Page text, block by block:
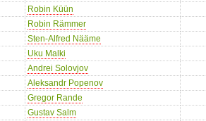
Robin Küün
Robin Rämmer
Sten-Alfred Nääme
Uku Malki
Andrei Solovjov
Aleksandr Popenov
Gregor Rande
Gustav Salm